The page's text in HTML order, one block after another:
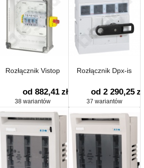
Rozłącznik Vistop
od 882,41 zł
38 wariantów
Rozłącznik Dpx-is
od 2 290,25 zł
37 wariantów